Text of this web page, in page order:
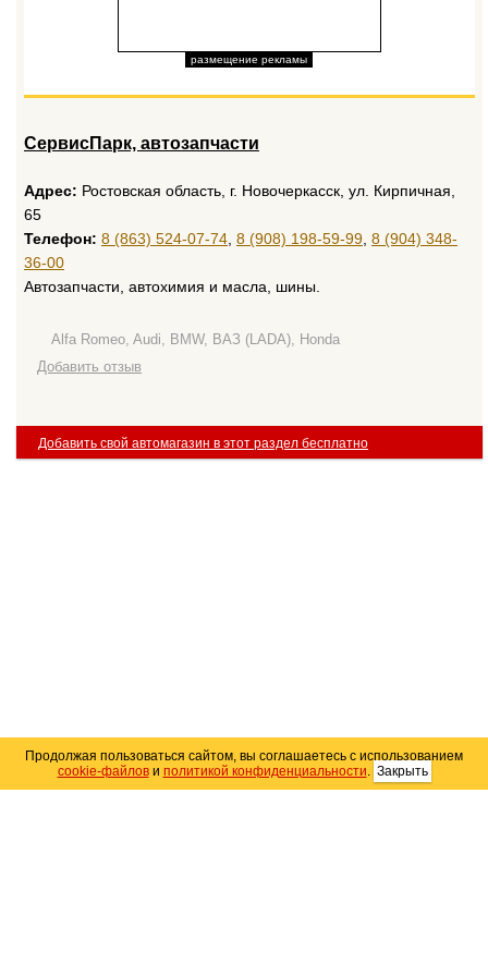
размещение рекламы
СервисПарк, автозапчасти
Адрес: Ростовская область, г. Новочеркасск, ул. Кирпичная,
65
Телефон: 8 (863) 524-07-74 8 (908) 198-59-99 8 (904) 348-
36-00
Автозапчасти, автохимия и масла, шины.
Alfa Romeo, Audi, BMW, ВАЗ (LADA), Honda
Добавить отзыв
Добавить свой автомагазин в этот раздел бесплатно
Продолжая пользоваться сайтом, вы соглашаетесь с использованием
cookie-файлови политикой конфиденциальности. Закрыть